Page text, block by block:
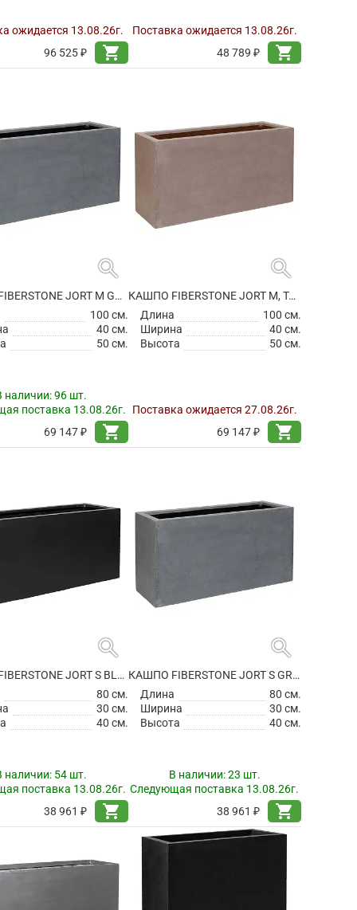
ожидается 13.08.26г.
96 525 ₽
shopping_cart
Поставка ожидается 13.08.26г.
48 789 ₽
shopping_cart
search
КАШПО FIBERSTONE JORT M GREY
100 см.
40 см.
50 см.
наличии:96 шт.
поставка 13.08.26г.
69 147 ₽
shopping_cart
search
КАШПО FIBERSTONE JORT M, TAUPE
Длина
100 см.
Ширина
40 см.
Высота
50 см.
Поставка ожидается 27.08.26г.
69 147 ₽
shopping_cart
search
КАШПО FIBERSTONE JORT S BLACK
80 см.
30 см.
40 см.
наличии: 54 шт.
поставка 13.08.26г.
38 961 ₽
shopping_cart
search
КАШПО FIBERSTONE JORT S GREY
Длина
80 см.
Ширина
30 см.
Высота
40 см.
В наличии:23 шт.
Следующая поставка 13.08.26г.
38 961 ₽
shopping_cart